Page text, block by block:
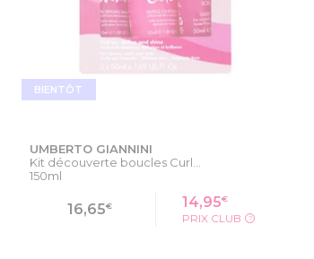
BIENTÔT
UMBERTO GIANNINI
Kit découverte boucles Curl...
150ml
16,65€ 14,95€
PRIX CLUB ?